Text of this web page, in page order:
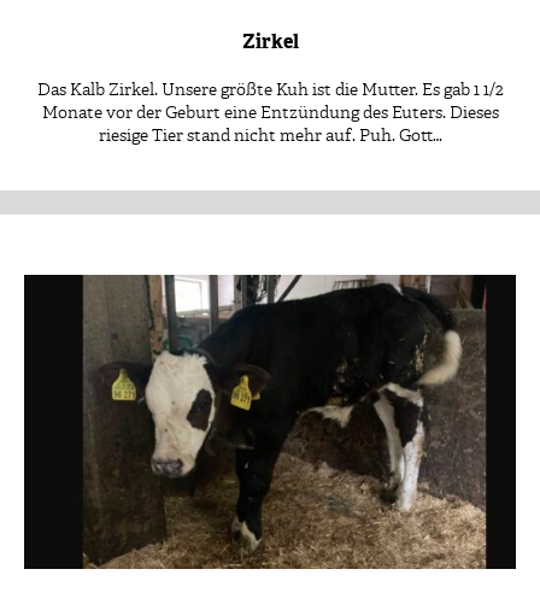
Zirkel
Das Kalb Zirkel. Unsere größte Kuh ist die Mutter. Es gab 1 1/2
Monate vor der Geburt eine Entzündung des Euters. Dieses
riesige Tier stand nicht mehr auf. Puh. Gott…